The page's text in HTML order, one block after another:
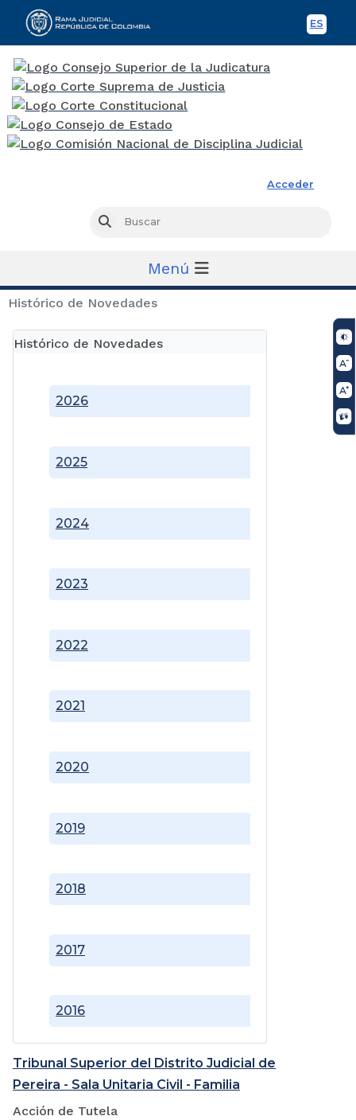
ES
Acceder
Buscar
Menú
Histórico de Novedades
Histórico de Novedades
2016
2017
2018
2019
2020
2021
2022
2023
2024
2025
2026
Tribunal Superior del Distrito Judicial de
Pereira - Sala Unitaria Civil - Familia
Acción de Tutela